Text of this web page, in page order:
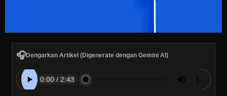
🎧Dengarkan Artikel (Digenerate dengan Gemini AI)